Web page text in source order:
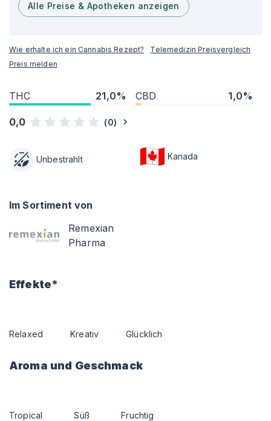
Alle Preise & Apotheken anzeigen
Wie erhalte ich ein Cannabis Rezept?
Telemedizin Preisvergleich
Preis melden
THC 21,0% CBD 1,0%
0,0 (0)
Unbestrahlt Kanada
Im Sortiment von
Remexian
Pharma
Effekte*
Relaxed Kreativ Glücklich
Aroma und Geschmack
Tropical Süß Fruchtig